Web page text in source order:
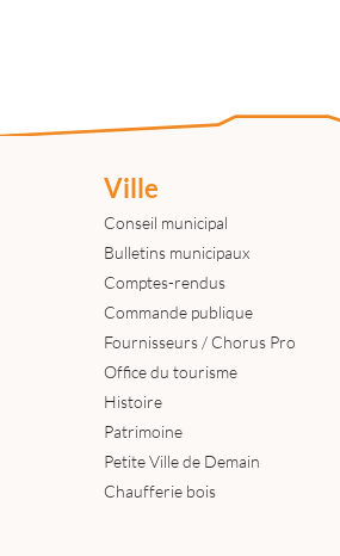
Ville
Conseil municipal
Bulletins municipaux
Comptes-rendus
Commande publique
Fournisseurs / Chorus Pro
Office du tourisme
Histoire
Patrimoine
Petite Ville de Demain
Chaufferie bois